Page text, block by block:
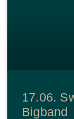
17.06.
Bigband